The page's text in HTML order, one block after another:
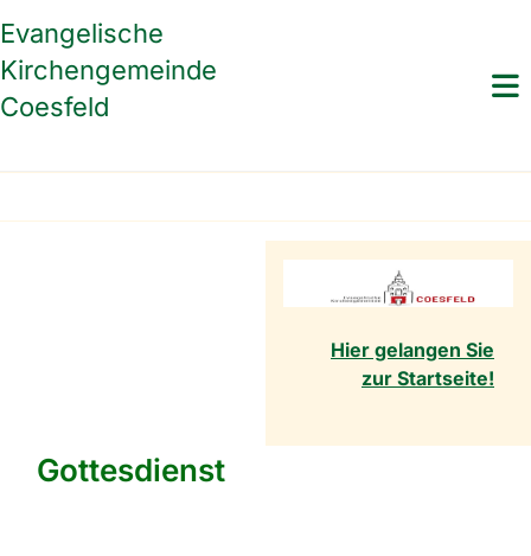
Evangelische
Kirchengemeinde
Coesfeld
Hier gelangen Sie
zur Startseite!
Gottesdienst